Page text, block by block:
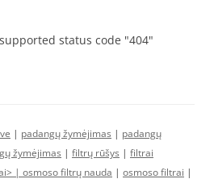
status code "404"
| padangų žymėjimas | padangų
žymėjimas | filtrų rūšys | filtrai
| osmoso filtrų nauda | osmoso filtrai |